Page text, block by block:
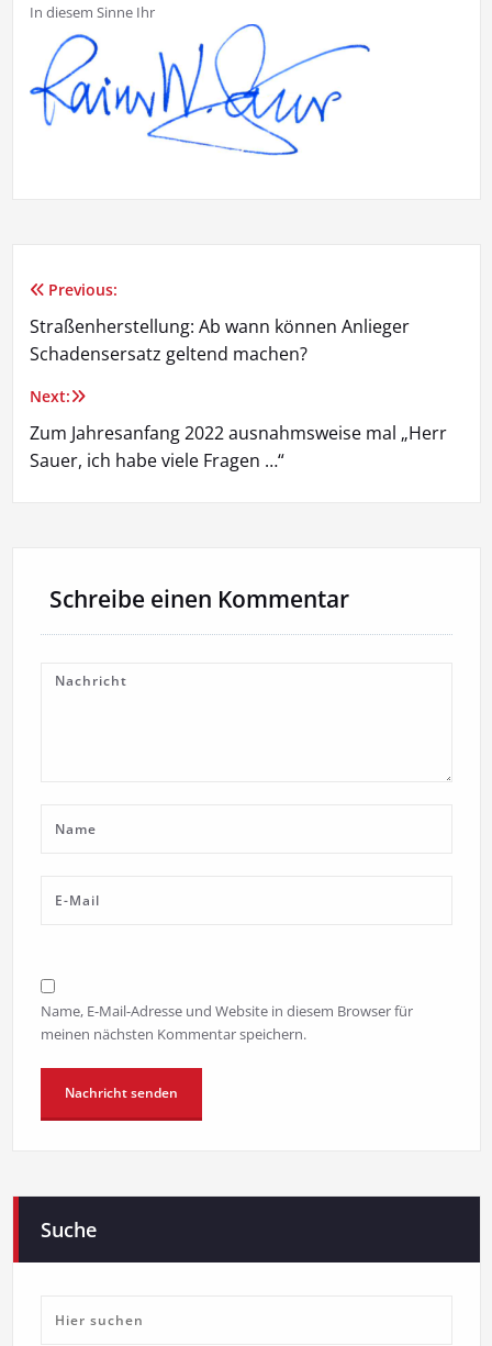
In diesem Sinne Ihr
Beitragsnavigation
Previous:
Straßenherstellung: Ab wann können Anlieger
Schadensersatz geltend machen?
Next:
Zum Jahresanfang 2022 ausnahmsweise mal „Herr
Sauer, ich habe viele Fragen …“
Schreibe einen Kommentar
Name, E-Mail-Adresse und Website in diesem Browser für
meinen nächsten Kommentar speichern.
Suche